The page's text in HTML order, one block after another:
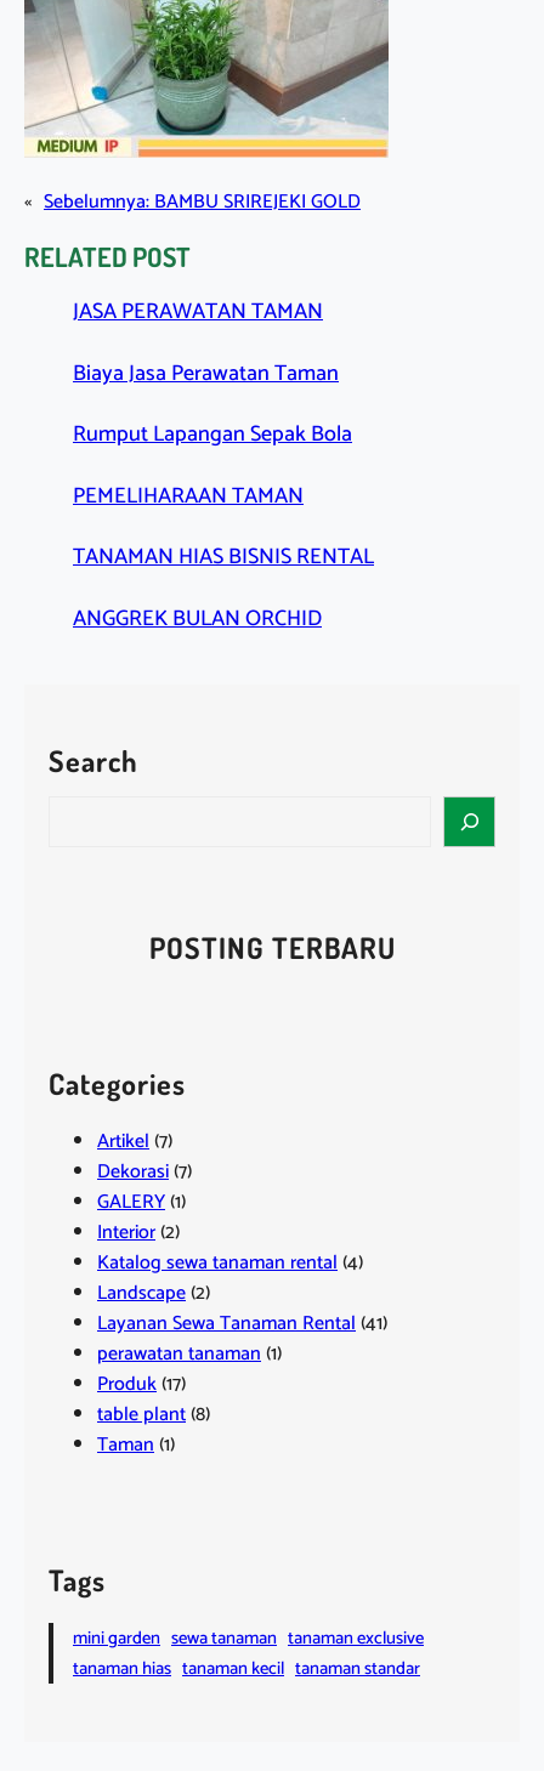
« Sebelumnya:BAMBU SRIREJEKI GOLD
RELATED POST
JASA PERAWATAN TAMAN
Biaya Jasa Perawatan Taman
Rumput Lapangan Sepak Bola
PEMELIHARAAN TAMAN
TANAMAN HIAS BISNIS RENTAL
ANGGREK BULAN ORCHID
Search
POSTING TERBARU
Categories
Artikel(7)
Dekorasi(7)
GALERY(1)
Interior(2)
Katalog sewa tanaman rental(4)
Landscape(2)
Layanan Sewa Tanaman Rental(41)
perawatan tanaman(1)
Produk(17)
table plant(8)
Taman(1)
Tags
mini garden sewa tanaman tanaman exclusive
tanaman hias tanaman kecil tanaman standar